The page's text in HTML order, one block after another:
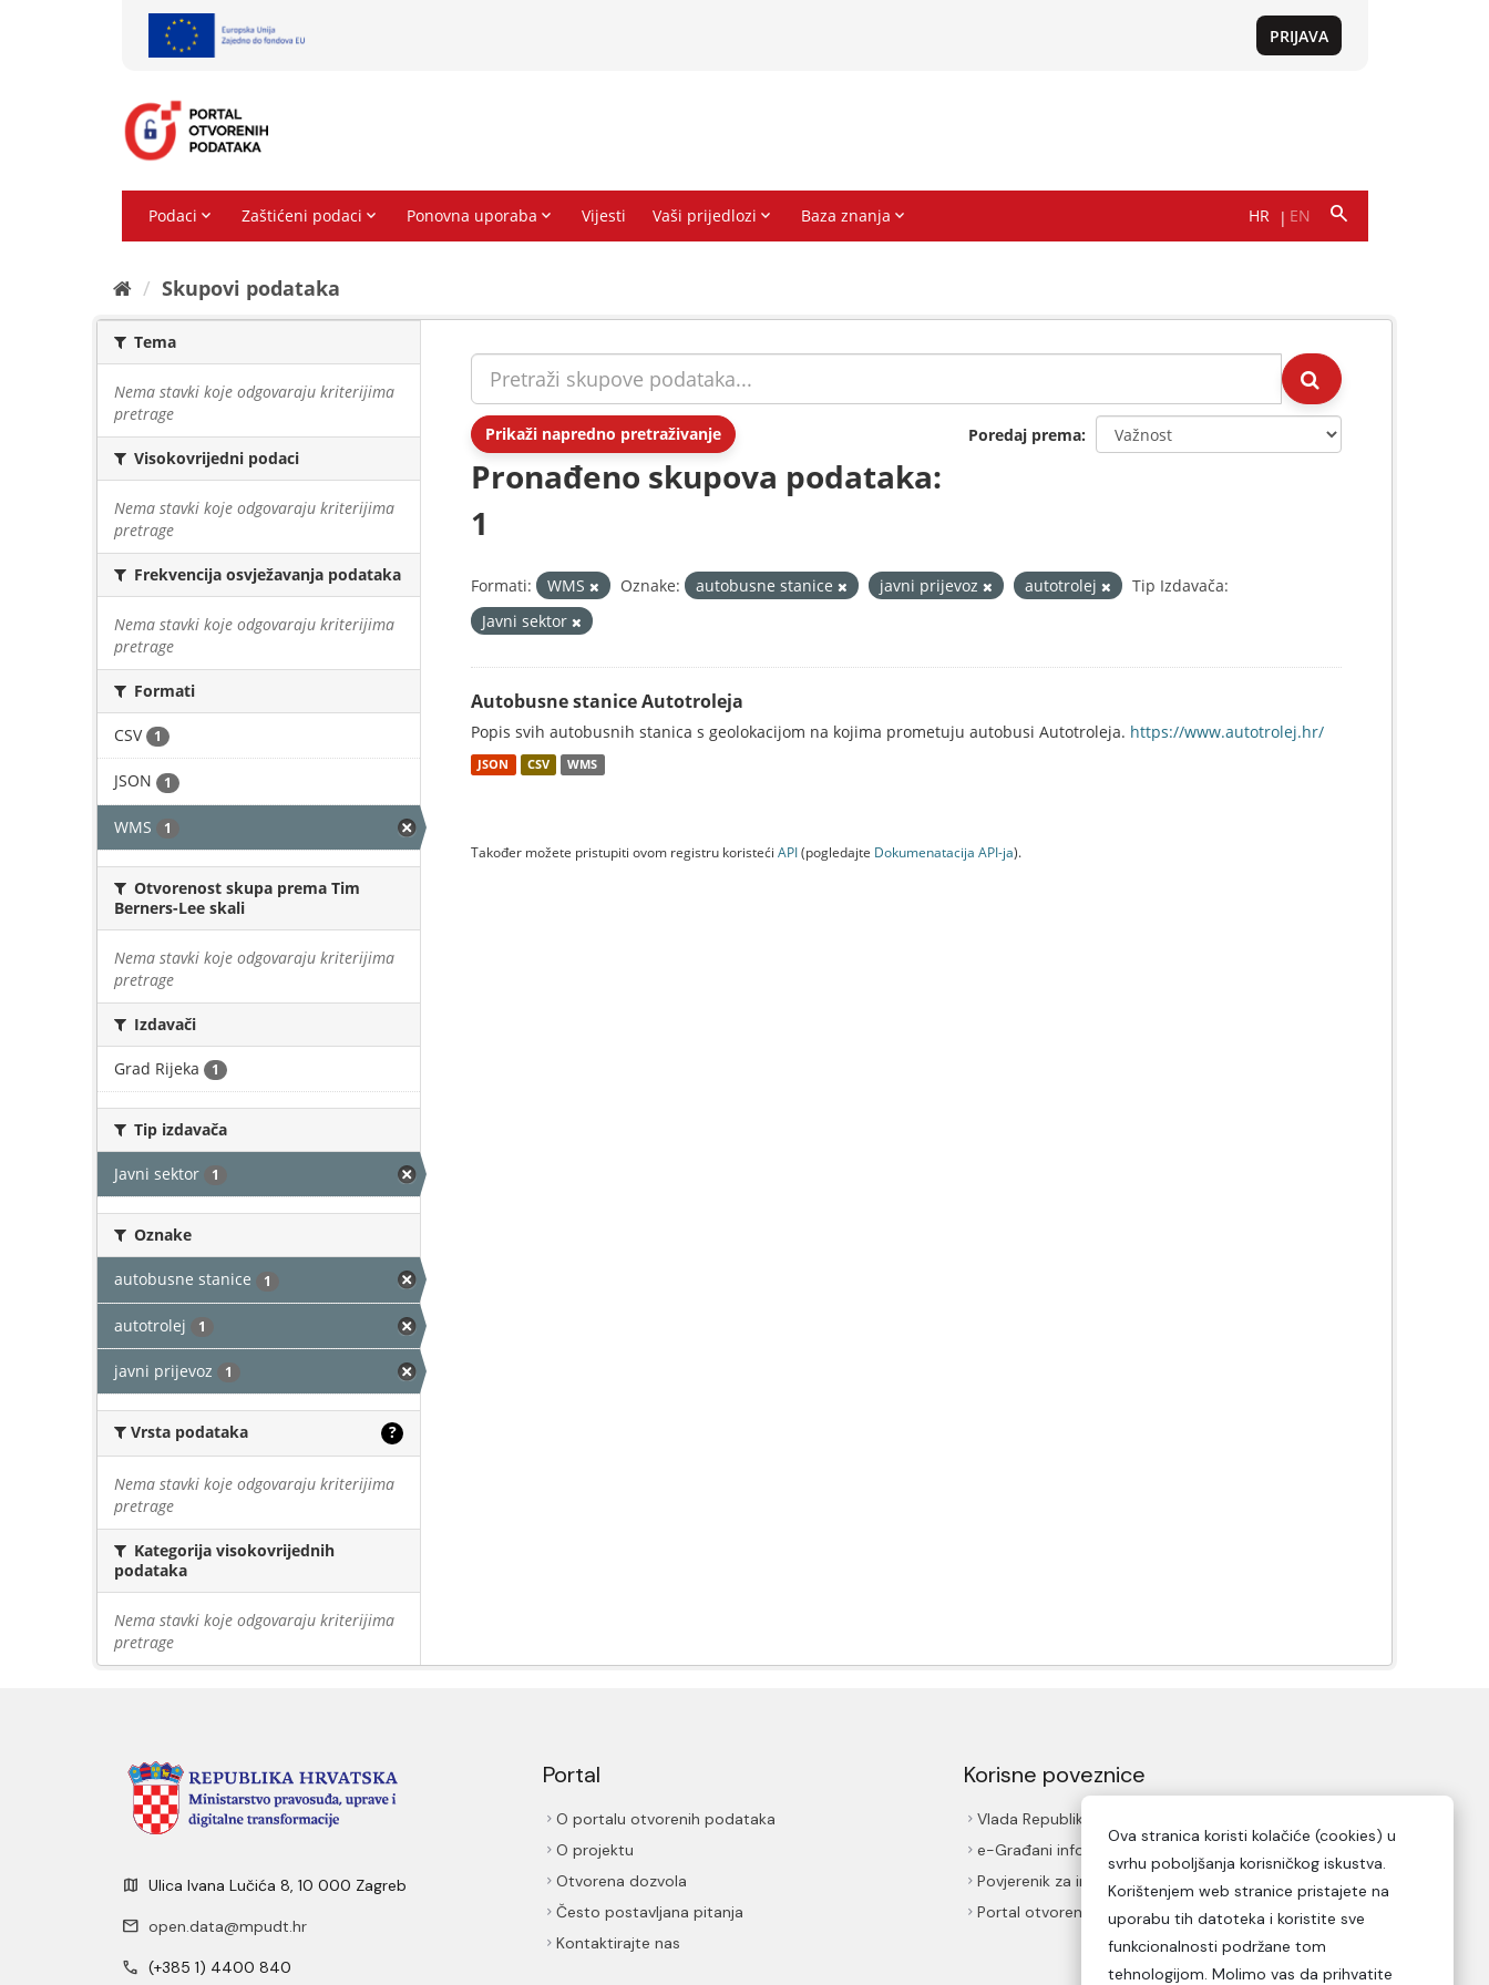
Skupovi podаtаkа
Tema
Nema stavki koje odgovaraju kriterijima
pretrage
Visokovrijedni podaci
Nema stavki koje odgovaraju kriterijima
pretrage
Frekvencija osvježavanja podataka
Nema stavki koje odgovaraju kriterijima
pretrage
Formati
CSV 1
JSON 1
WMS 1
Otvorenost skupa prema Tim
Berners-Lee skali
Nema stavki koje odgovaraju kriterijima
pretrage
Izdavači
Grad Rijeka 1
Tip izdavača
Javni sektor 1
Oznake
autobusne stanice 1
autotrolej 1
javni prijevoz 1
Vrsta podataka ?
Nema stavki koje odgovaraju kriterijima
pretrage
Kategorija visokovrijednih
podataka
Nema stavki koje odgovaraju kriterijima
pretrage
Prikaži napredno pretraživanje Poredaj prema
Pronađeno skupova podataka:
1
Formati: WMS Oznake: autobusne stanice javni prijevoz autotrolej
Tip Izdavača:
Javni sektor
Autobusne stanice Autotroleja
Popis svih autobusnih stanica s geolokacijom na kojima prometuju autobusi Autotroleja. https://www.autotrolej.hr/
JSON CSV WMS
Također možete pristupiti ovom registru koristeći API(pogledajte Dokumenаtаcijа API-jа).